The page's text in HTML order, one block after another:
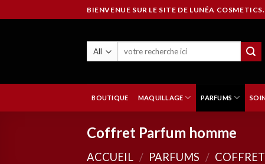
to
BIENVENUE SUR LE SITE DE LUNÉA
BOUTIQUE MAQUILLAGE PARFUMS
Coffret Parfum homme
ACCUEIL / PARFUMS /